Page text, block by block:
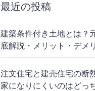
最近の投稿
建築条件付き土地とは？
底解説・メリット・デメ
注文住宅と建売住宅の断
家になりにくいのはどっ